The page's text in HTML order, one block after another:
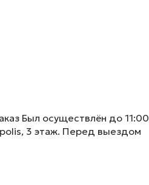
Был осуществлён до 11:00
3 этаж. Перед выездом